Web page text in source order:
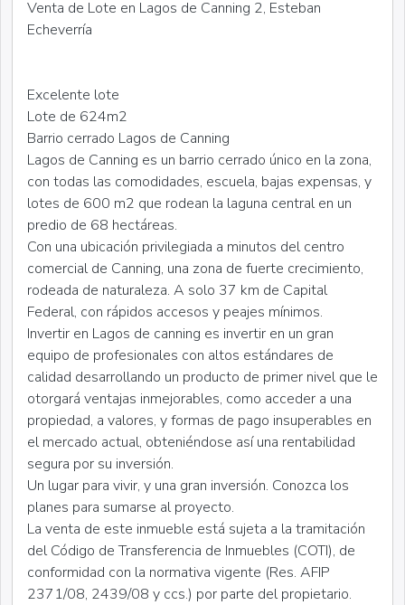
Venta de Lote en Lagos de Canning 2, Esteban
Echeverría
Excelente lote
Lote de 624m2
Barrio cerrado Lagos de Canning
Lagos de Canning es un barrio cerrado único en la zona,
con todas las comodidades, escuela, bajas expensas, y
lotes de 600 m2 que rodean la laguna central en un
predio de 68 hectáreas.
Con una ubicación privilegiada a minutos del centro
comercial de Canning, una zona de fuerte crecimiento,
rodeada de naturaleza. A solo 37 km de Capital
Federal, con rápidos accesos y peajes mínimos.
Invertir en Lagos de canning es invertir en un gran
equipo de profesionales con altos estándares de
calidad desarrollando un producto de primer nivel que le
otorgará ventajas inmejorables, como acceder a una
propiedad, a valores, y formas de pago insuperables en
el mercado actual, obteniéndose así una rentabilidad
segura por su inversión.
Un lugar para vivir, y una gran inversión. Conozca los
planes para sumarse al proyecto.
La venta de este inmueble está sujeta a la tramitación
del Código de Transferencia de Inmuebles (COTI), de
conformidad con la normativa vigente (Res. AFIP
2371/08, 2439/08 y ccs.) por parte del propietario.